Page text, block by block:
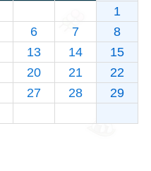
1
6 7
8
13 14
15
20 21
22
27 28
29